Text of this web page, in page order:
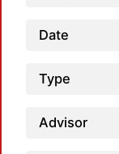
Date
Type
Advisor